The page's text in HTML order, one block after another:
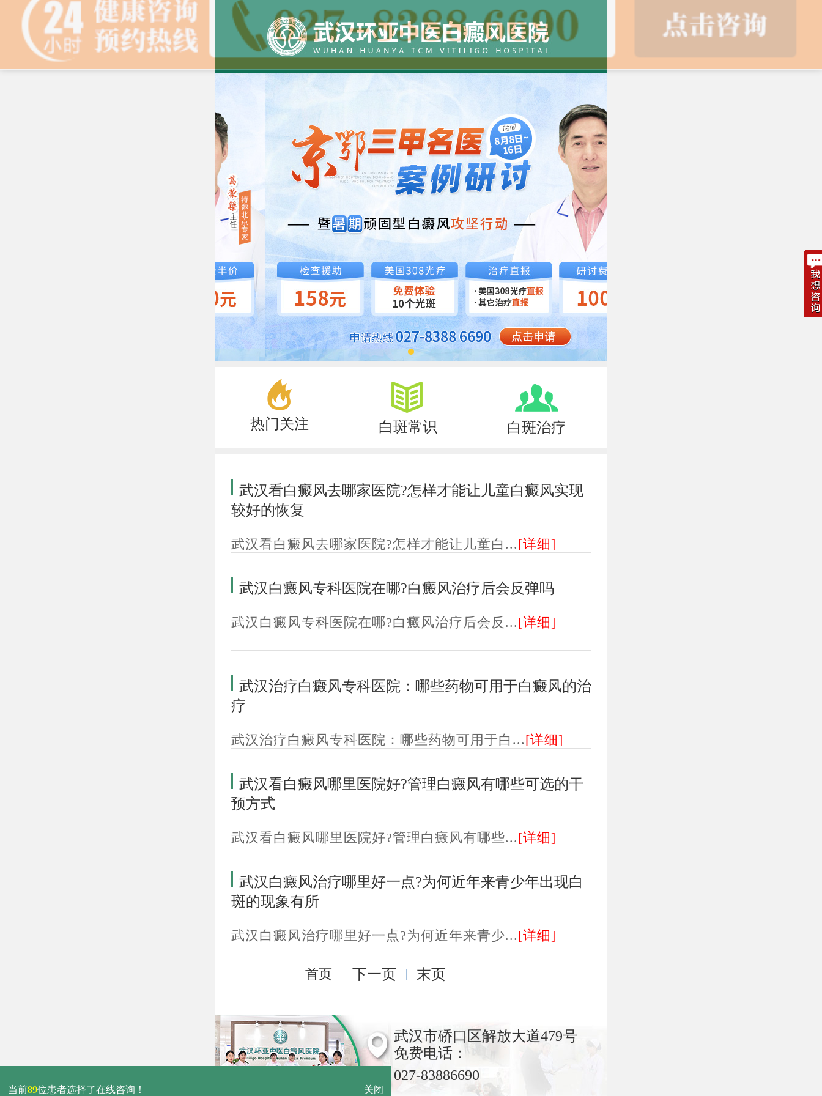
热门关注 白斑常识 白斑治疗
武汉看白癜风去哪家医院?怎样才能让儿童白癜风实现
较好的恢复
武汉看白癜风去哪家医院?怎样才能让儿童白...[详细]
武汉白癜风专科医院在哪?白癜风治疗后会反弹吗
武汉白癜风专科医院在哪?白癜风治疗后会反...[详细]
武汉治疗白癜风专科医院：哪些药物可用于白癜风的治
疗
武汉治疗白癜风专科医院：哪些药物可用于白...[详细]
武汉看白癜风哪里医院好?管理白癜风有哪些可选的干
预方式
武汉看白癜风哪里医院好?管理白癜风有哪些...[详细]
武汉白癜风治疗哪里好一点?为何近年来青少年出现白
斑的现象有所
武汉白癜风治疗哪里好一点?为何近年来青少...[详细]
首页 下一页 末页
武汉市硚口区解放大道479号
免费电话：
027-83886690
当前89位患者选择了在线咨询！ 关闭